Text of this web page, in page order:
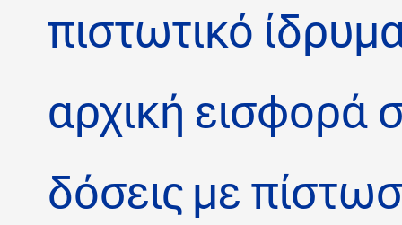
πιστωτικό
αρχική εισφορά
δόσεις με